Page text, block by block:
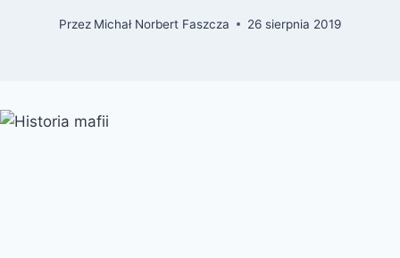
Przez Michał Norbert Faszcza 26 sierpnia 2019